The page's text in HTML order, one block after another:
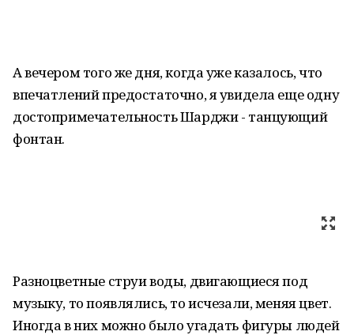
А вечером того же дня, когда уже казалось, что
впечатлений предостаточно, я увидела еще одну
достопримечательность Шарджи - танцующий
фонтан.
Разноцветные струи воды, двигающиеся под
музыку, то появлялись, то исчезали, меняя цвет.
Иногда в них можно было угадать фигуры людей